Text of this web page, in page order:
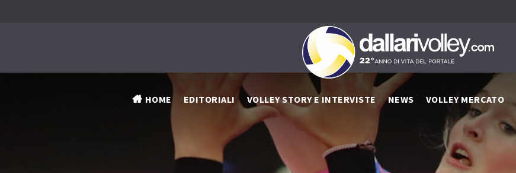
HOME EDITORIALI VOLLEY STORY E INTERVISTE NEWS VOLLEY MERCATO